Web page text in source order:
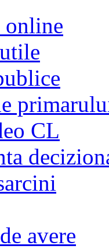
CL
avere